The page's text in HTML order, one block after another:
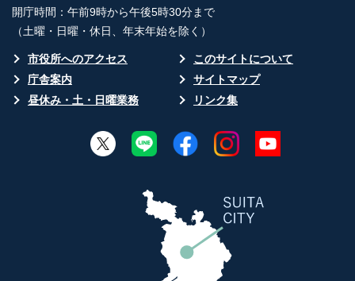
開庁時間：午前9時から午後5時30分まで
（土曜・日曜・休日、年末年始を除く）
市役所へのアクセス
このサイトについて
庁舎案内
サイトマップ
昼休み・土・日曜業務
リンク集